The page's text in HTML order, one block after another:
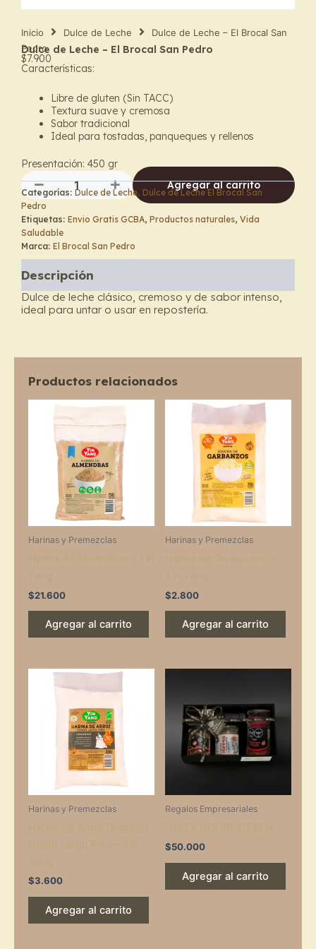
Inicio Dulce de Leche
Dulce de Leche – El Brocal San
Pedro
Dulce de Leche – El Brocal San Pedro
$7.900
Características:
Libre de gluten (Sin TACC)
Textura suave y cremosa
Sabor tradicional
Ideal para tostadas, panqueques y rellenos
Presentación: 450 gr
Dulce
Leche
–
El
San
Pedro
cantidad
Agregar al carrito
Categorías: Dulce de Leche, Dulce de Leche El Brocal San
Pedro
Etiquetas: Envio Gratis GCBA, Productos naturales, Vida
Saludable
Marca: El Brocal San Pedro
Descripción
Dulce de leche clásico, cremoso y de sabor intenso,
ideal para untar o usar en repostería.
Productos relacionados
Harinas y Premezclas
$21.600
Agregar al carrito
Harinas y Premezclas
$2.800
Agregar al carrito
Harinas y Premezclas
$3.600
Agregar al carrito
Regalos Empresariales
$50.000
Agregar al carrito